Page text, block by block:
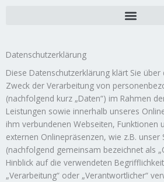
Datenschutzerklärung
Diese Datenschutzerklärung klärt Sie
Zweck der Verarbeitung von
(nachfolgend kurz „Daten“) im Rahmen
Leistungen sowie innerhalb unseres
ihm verbundenen Webseiten, Funktionen
externen Onlinepräsenzen, wie z.B.
(nachfolgend gemeinsam bezeichnet als
Hinblick auf die verwendeten
„Verarbeitung“ oder „Verantwortlicher“